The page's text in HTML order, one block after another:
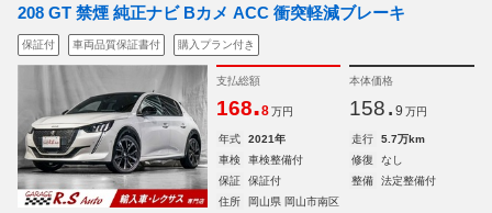
208 GT 禁煙 純正ナビ Bカメ ACC 衝突軽減ブレーキ
保証付 車両品質保証書付 購入プラン付き
支払総額
168.8 万円
本体価格
158. 9 万円
年式 2021年 走行
5.7万km
車検
車検整備付 修復
なし
保証
保証付 整備
法定整備付
住所
岡山県 岡山市南区